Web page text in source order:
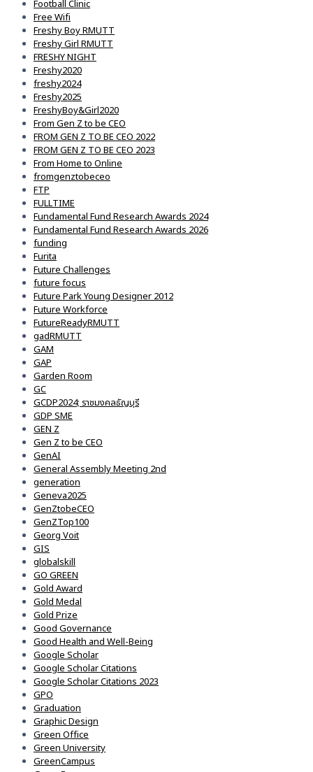
Football Clinic
Free Wifi
Freshy Boy RMUTT
Freshy Girl RMUTT
FRESHY NIGHT
Freshy2020
freshy2024
Freshy2025
FreshyBoy&Girl2020
From Gen Z to be CEO
FROM GEN Z TO BE CEO 2022
FROM GEN Z TO BE CEO 2023
From Home to Online
fromgenztobeceo
FTP
FULLTIME
Fundamental Fund Research Awards 2024
Fundamental Fund Research Awards 2026
funding
Furita
Future Challenges
future focus
Future Park Young Designer 2012
Future Workforce
FutureReadyRMUTT
gadRMUTT
GAM
GAP
Garden Room
GC
GCDP2024; ราชมงคลธัญบุรี
GDP SME
GEN Z
Gen Z to be CEO
GenAI
General Assembly Meeting 2nd
generation
Geneva2025
GenZtobeCEO
GenZTop100
Georg Voit
GIS
globalskill
GO GREEN
Gold Award
Gold Medal
Gold Prize
Good Governance
Good Health and Well-Being
Google Scholar
Google Scholar Citations
Google Scholar Citations 2023
GPO
Graduation
Graphic Design
Green Office
Green University
GreenCampus